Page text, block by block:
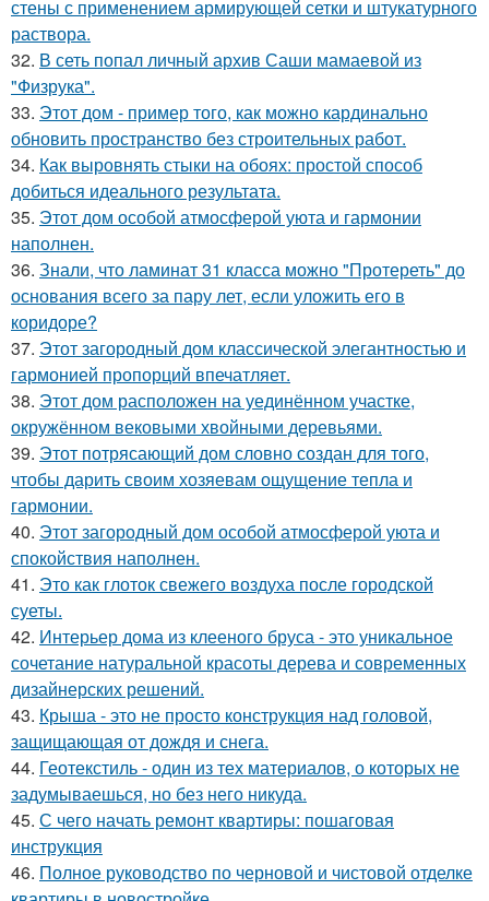
стены с применением армирующей сетки и штукатурного
раствора.
32. В сеть попал личный архив Саши мамаевой из
"Физрука".
33. Этот дом - пример того, как можно кардинально
обновить пространство без строительных работ.
34. Как выровнять стыки на обоях: простой способ
добиться идеального результата.
35. Этот дом особой атмосферой уюта и гармонии
наполнен.
36. Знали, что ламинат 31 класса можно "Протереть" до
основания всего за пару лет, если уложить его в
коридоре?
37. Этот загородный дом классической элегантностью и
гармонией пропорций впечатляет.
38. Этот дом расположен на уединённом участке,
окружённом вековыми хвойными деревьями.
39. Этот потрясающий дом словно создан для того,
чтобы дарить своим хозяевам ощущение тепла и
гармонии.
40. Этот загородный дом особой атмосферой уюта и
спокойствия наполнен.
41. Это как глоток свежего воздуха после городской
суеты.
42. Интерьер дома из клееного бруса - это уникальное
сочетание натуральной красоты дерева и современных
дизайнерских решений.
43. Крыша - это не просто конструкция над головой,
защищающая от дождя и снега.
44. Геотекстиль - один из тех материалов, о которых не
задумываешься, но без него никуда.
45. С чего начать ремонт квартиры: пошаговая
инструкция
46. Полное руководство по черновой и чистовой отделке